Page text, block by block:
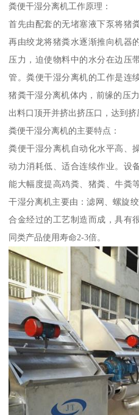
粪便干湿分离机工作原理：
首先由配套的无堵塞液下泵将猪
再由绞龙将猪粪水逐渐推向机器
压力，迫使物料中的水分在边压
管。粪便干湿分离机的工作是连
猪粪干湿分离机体内，前缘的压
出料口顶开并挤出挤压口，达到挤
粪便干湿分离机的主要特点：
粪便干湿分离机自动化水平高、
动力消耗低、适合连续作业。设
能大幅度提高鸡粪、猪粪、牛粪
干湿分离机主要由：滤网、螺旋
合金经过的工艺制造而成，具有
同类产品使用寿命2-3倍。